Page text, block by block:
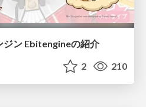
ジン Ebitengineの紹介
2 210